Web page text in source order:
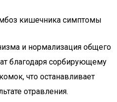
кишечника симптомы
и нормализация общего
благодаря сорбирующему
что останавливает
отравления.